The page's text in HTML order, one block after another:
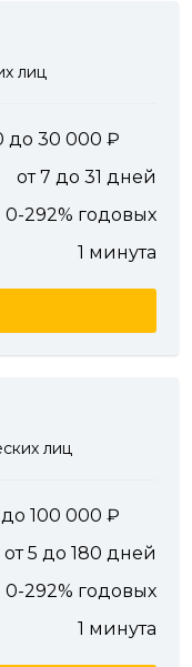
лиц
до 30 000
от 7 до 31 дней
0-292% годовых
1 минута
лиц
100 000
от 5 до 180 дней
0-292% годовых
1 минута